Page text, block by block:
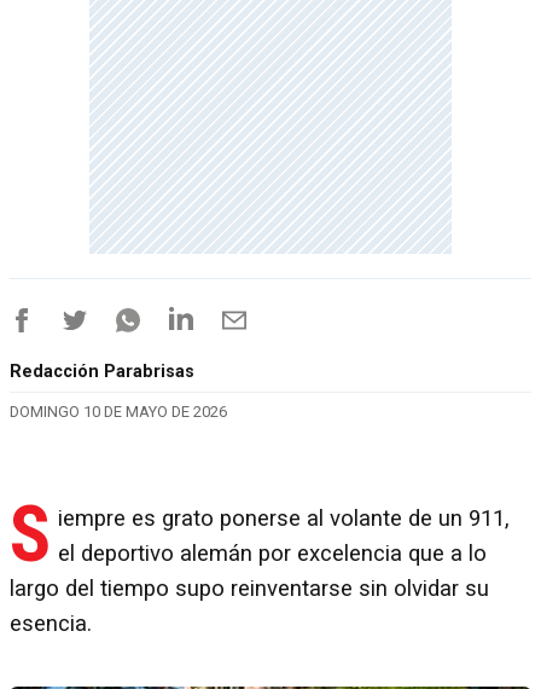
Redacción Parabrisas
DOMINGO 10 DE MAYO DE 2026
S iempre es grato ponerse al volante de un 911,
el deportivo alemán por excelencia que a lo
largo del tiempo supo reinventarse sin olvidar su
esencia.